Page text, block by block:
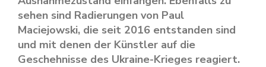
sehen sind Radierungen von Paul
Maciejowski, die seit 2016 entstanden sind
und mit denen der Künstler auf die
Geschehnisse des Ukraine-Krieges reagiert.